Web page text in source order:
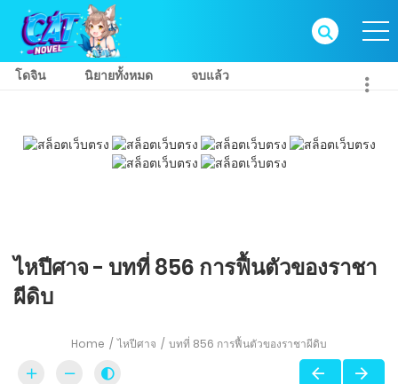
โดจิน นิยายทั้งหมด จบแล้ว
ไหปีศาจ - บทที่ 856 การฟื้นตัวของราชา
ผีดิบ
Home ไหปีศาจ บทที่ 856 การฟื้นตัวของราชาผีดิบ